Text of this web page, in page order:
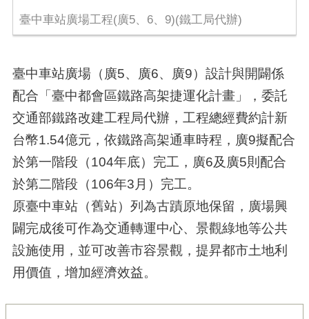
臺中車站廣場工程(廣5、6、9)(鐵工局代辦)
臺中車站廣場（廣5、廣6、廣9）設計與開闢係
配合「臺中都會區鐵路高架捷運化計畫」，委託
交通部鐵路改建工程局代辦，工程總經費約計新
台幣1.54億元，依鐵路高架通車時程，廣9擬配合
於第一階段（104年底）完工，廣6及廣5則配合
於第二階段（106年3月）完工。
原臺中車站（舊站）列為古蹟原地保留，廣場興
闢完成後可作為交通轉運中心、景觀綠地等公共
設施使用，並可改善市容景觀，提昇都市土地利
用價值，增加經濟效益。